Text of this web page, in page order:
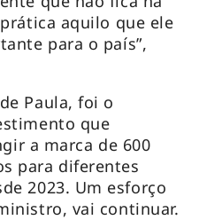
aquilo que ele
para o país”,
Paula, foi o
que
a marca de 600
para diferentes
2023. Um esforço
vai continuar.